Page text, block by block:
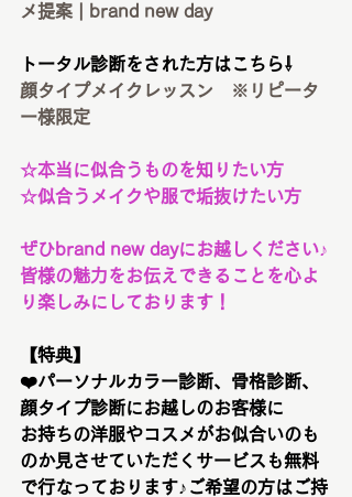
メ提案 | brand new day
トータル診断をされた方はこちら⇩
顔タイプメイクレッスン　※リピータ
ー様限定
☆本当に似合うものを知りたい方
☆似合うメイクや服で垢抜けたい方
ぜひbrand new dayにお越しください♪
皆様の魅力をお伝えできることを心よ
り楽しみにしております！
【特典】
❤️パーソナルカラー診断、骨格診断、
顔タイプ診断にお越しのお客様に
お持ちの洋服やコスメがお似合いのも
のか見させていただくサービスも無料
で行なっております♪ご希望の方はご持